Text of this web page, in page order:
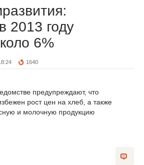
2013 году
6%
1640
предупреждают, что
рост цен на хлеб, а также
и молочную продукцию